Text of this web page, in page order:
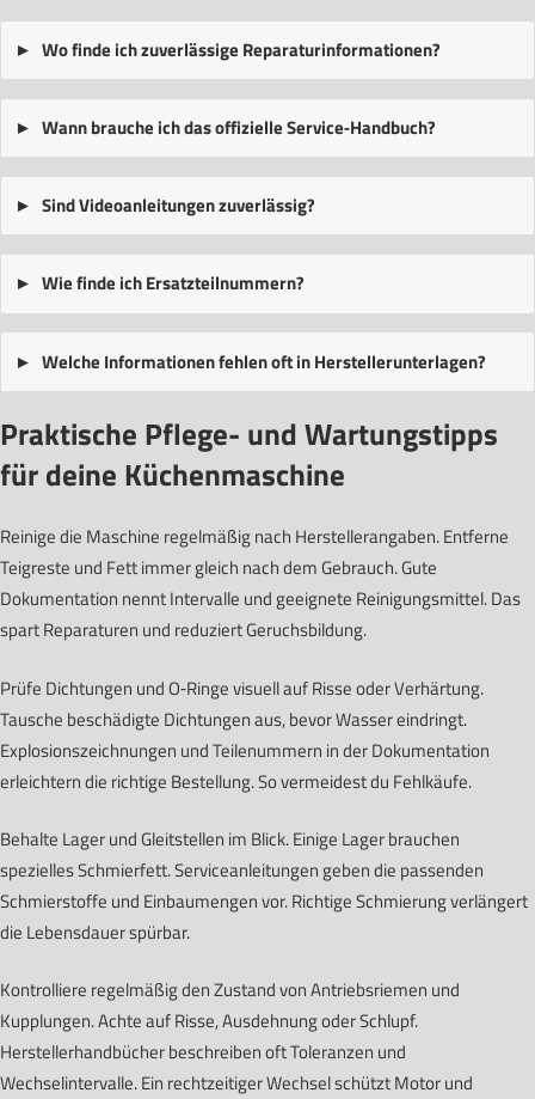
Wo finde ich zuverlässige Reparaturinformationen?
Wann brauche ich das offizielle Service‑Handbuch?
Sind Videoanleitungen zuverlässig?
Wie finde ich Ersatzteilnummern?
Welche Informationen fehlen oft in Herstellerunterlagen?
Praktische Pflege- und Wartungstipps
für deine Küchenmaschine
Reinige die Maschine regelmäßig nach Herstellerangaben. Entferne
Teigreste und Fett immer gleich nach dem Gebrauch. Gute
Dokumentation nennt Intervalle und geeignete Reinigungsmittel. Das
spart Reparaturen und reduziert Geruchsbildung.
Prüfe Dichtungen und O‑Ringe visuell auf Risse oder Verhärtung.
Tausche beschädigte Dichtungen aus, bevor Wasser eindringt.
Explosionszeichnungen und Teilenummern in der Dokumentation
erleichtern die richtige Bestellung. So vermeidest du Fehlkäufe.
Behalte Lager und Gleitstellen im Blick. Einige Lager brauchen
spezielles Schmierfett. Serviceanleitungen geben die passenden
Schmierstoffe und Einbaumengen vor. Richtige Schmierung verlängert
die Lebensdauer spürbar.
Kontrolliere regelmäßig den Zustand von Antriebsriemen und
Kupplungen. Achte auf Risse, Ausdehnung oder Schlupf.
Herstellerhandbücher beschreiben oft Toleranzen und
Wechselintervalle. Ein rechtzeitiger Wechsel schützt Motor und